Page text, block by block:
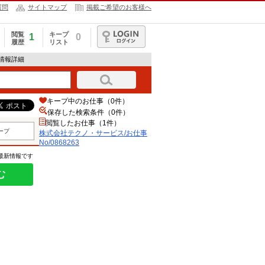
問 サイトマップ 掲載ご希望のお客様へ
閲覧
履歴
1
キープ
リスト
0
ログイン
報詳細
プ
新情報です
キープ中のお仕事（0件）
保存した検索条件（0件）
閲覧したお仕事（1件）
株式会社テクノ・サービス/お仕事
No/0868263